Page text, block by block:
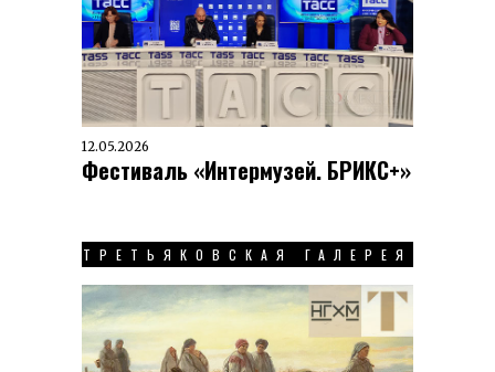
12.05.2026
Фестиваль «Интермузей. БРИКС+»
ТРЕТЬЯКОВСКАЯ ГАЛЕРЕЯ